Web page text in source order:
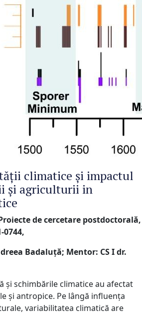
climatice și impactul
și agriculturii in
de cercetare postdoctorală,
0744,
Badaluţă; Mentor: CS I dr.
și schimbările climatice au afectat
și antropice. Pe lângă influența
variabilitatea climatică are